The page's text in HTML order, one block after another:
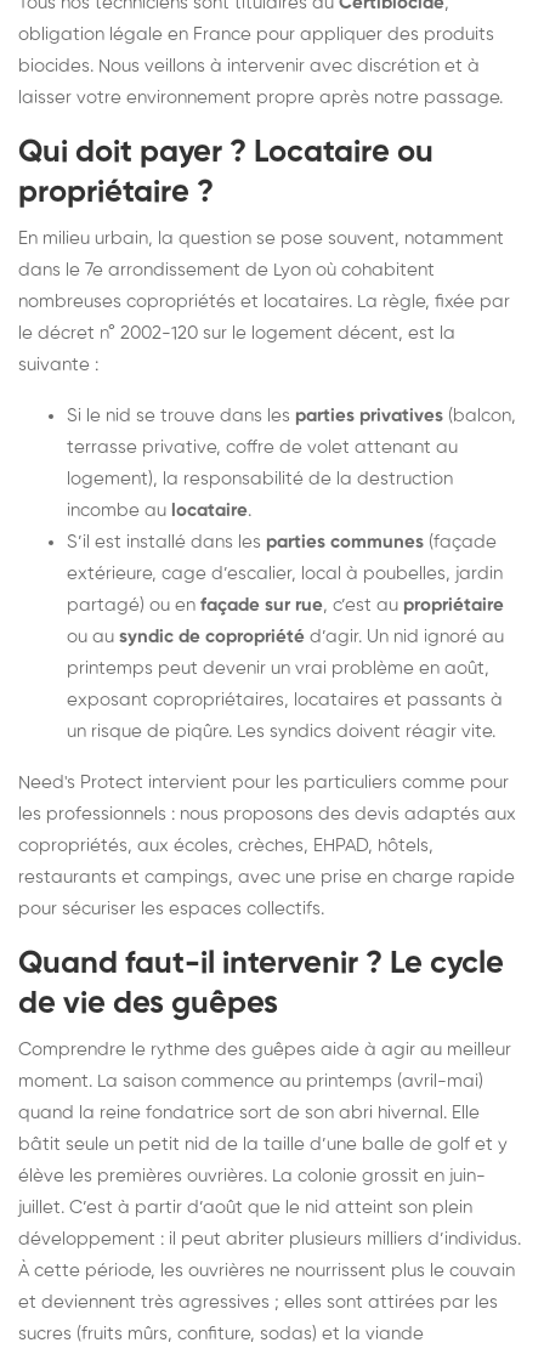
obligation légale en France pour appliquer des produits
biocides. Nous veillons à intervenir avec discrétion et à
laisser votre environnement propre après notre passage.
Qui doit payer ? Locataire ou
propriétaire ?
En milieu urbain, la question se pose souvent, notamment
dans le 7e arrondissement de Lyon où cohabitent
nombreuses copropriétés et locataires. La règle, fixée par
le décret n° 2002-120 sur le logement décent, est la
suivante :
Si le nid se trouve dans les parties privatives (balcon,
terrasse privative, coffre de volet attenant au
logement), la responsabilité de la destruction
incombe au locataire.
S’il est installé dans les parties communes (façade
extérieure, cage d’escalier, local à poubelles, jardin
partagé) ou en façade sur rue, c’est au propriétaire
ou au syndic de copropriété d’agir. Un nid ignoré au
printemps peut devenir un vrai problème en août,
exposant copropriétaires, locataires et passants à
un risque de piqûre. Les syndics doivent réagir vite.
Need's Protect intervient pour les particuliers comme pour
les professionnels : nous proposons des devis adaptés aux
copropriétés, aux écoles, crèches, EHPAD, hôtels,
restaurants et campings, avec une prise en charge rapide
pour sécuriser les espaces collectifs.
Quand faut-il intervenir ? Le cycle
de vie des guêpes
Comprendre le rythme des guêpes aide à agir au meilleur
moment. La saison commence au printemps (avril-mai)
quand la reine fondatrice sort de son abri hivernal. Elle
bâtit seule un petit nid de la taille d’une balle de golf et y
élève les premières ouvrières. La colonie grossit en juin-
juillet. C’est à partir d’août que le nid atteint son plein
développement : il peut abriter plusieurs milliers d’individus.
À cette période, les ouvrières ne nourrissent plus le couvain
et deviennent très agressives ; elles sont attirées par les
sucres (fruits mûrs, confiture, sodas) et la viande